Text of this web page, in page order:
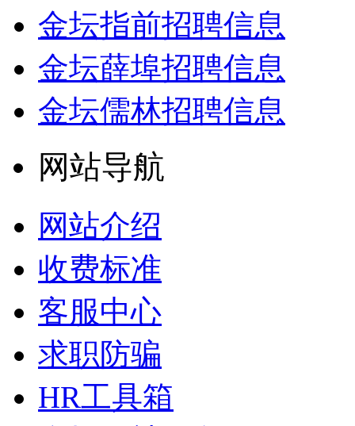
金坛指前招聘信息
金坛薛埠招聘信息
金坛儒林招聘信息
网站导航
网站介绍
收费标准
客服中心
求职防骗
HR工具箱